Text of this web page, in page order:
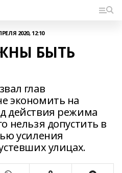
2020, 12:10
БЫТЬ
глав
экономить на
действия режима
нельзя допустить в
усиления
улицах.